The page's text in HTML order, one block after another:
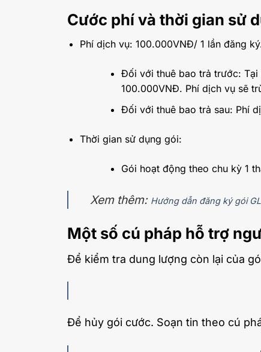
Cước phí và thời gian sử
Phí dịch vụ: 100.000VNĐ/ 1 lần đăng
Đối với thuê bao trả trước:
100.000VNĐ. Phí dịch vụ sẽ
Đối với thuê bao trả sau: Phí
Thời gian sử dụng gói:
Gói hoạt động theo chu kỳ 1
Xem thêm: Hướng dẫn đăng ký gói
Một số cú pháp hỗ trợ
Để kiểm tra dung lượng còn lại của
Để hủy gói cước. Soạn tin theo cú